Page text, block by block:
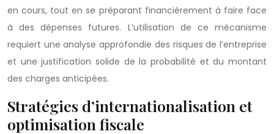
en cours, tout en se préparant financièrement à faire face
à des dépenses futures. L’utilisation de ce mécanisme
requiert une analyse approfondie des risques de l’entreprise
et une justification solide de la probabilité et du montant
des charges anticipées.
Stratégies d’internationalisation et
optimisation fiscale